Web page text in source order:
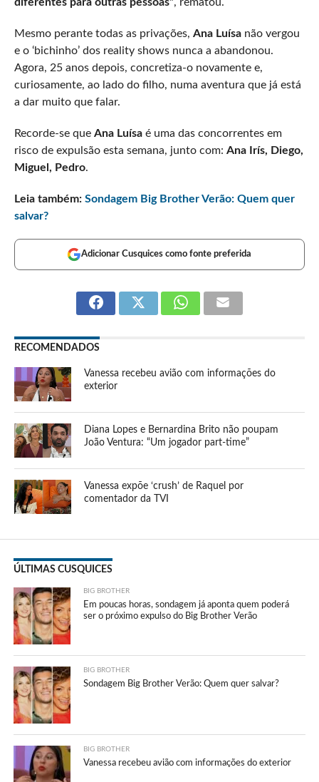
Mesmo perante todas as privações, Ana Luísanão vergou
e o ‘bichinho’ dos reality shows nunca a abandonou.
Agora, 25 anos depois, concretiza-o novamente e,
curiosamente, ao lado do filho, numa aventura que já está
a dar muito que falar.
Recorde-se que Ana Luísaé uma das concorrentes em
risco de expulsão esta semana, junto com: Ana Irís, Diego,
Miguel, Pedro.
Leia também: Sondagem Big Brother Verão: Quem quer
salvar?
Adicionar Cusquices como fonte preferida
RECOMENDADOS
Vanessa recebeu avião com informações do
exterior
Diana Lopes e Bernardina Brito não poupam
João Ventura: “Um jogador part-time”
Vanessa expõe ‘crush’ de Raquel por
comentador da TVI
ÚLTIMAS CUSQUICES
BIG BROTHER
Em poucas horas, sondagem já aponta quem poderá
ser o próximo expulso do Big Brother Verão
BIG BROTHER
Sondagem Big Brother Verão: Quem quer salvar?
BIG BROTHER
Vanessa recebeu avião com informações do exterior